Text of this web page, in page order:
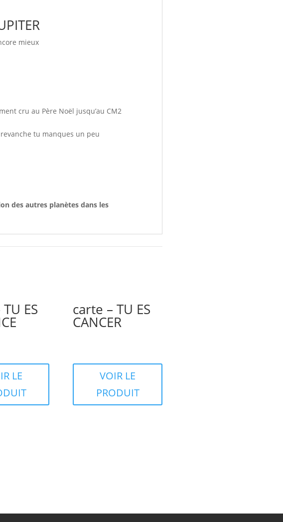
mieux
cru au Père Noël jusqu’au CM2
tu manques un peu
des autres planètes dans les
ES
LE
carte – TU ES
CANCER
VOIR LE
PRODUIT